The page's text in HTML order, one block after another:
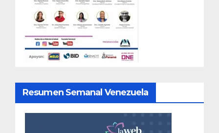
Resumen Semanal Venezuela